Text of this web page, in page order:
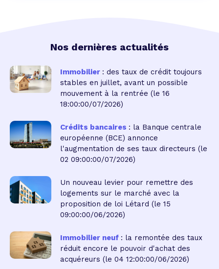
Nos dernières actualités
Immobilier : des taux de crédit toujours
stables en juillet, avant un possible
mouvement à la rentrée (le 16
18:00:00/07/2026)
Crédits bancaires : la Banque centrale
européenne (BCE) annonce
l'augmentation de ses taux directeurs (le
02 09:00:00/07/2026)
Un nouveau levier pour remettre des
logements sur le marché avec la
proposition de loi Létard (le 15
09:00:00/06/2026)
Immobilier neuf : la remontée des taux
réduit encore le pouvoir d'achat des
acquéreurs (le 04 12:00:00/06/2026)